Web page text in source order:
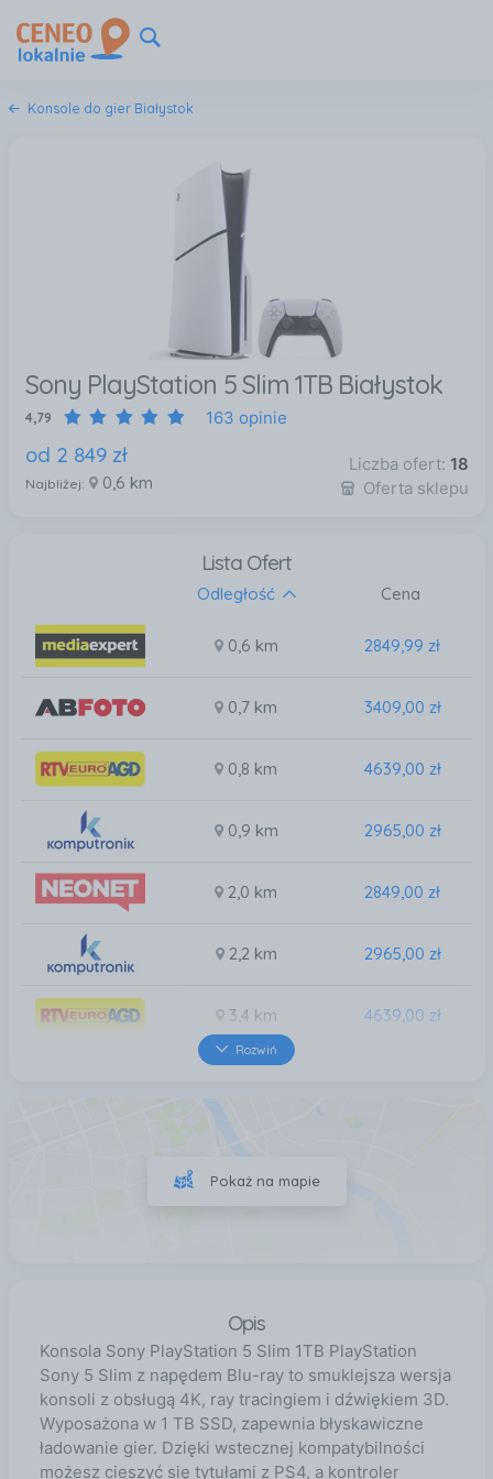
Konsole do gier Białystok
Sony PlayStation 5 Slim 1TB Białystok
4,79 163 opinie
od 2 849 zł
Najbliżej: 0,6 km
Liczba ofert: 18
Oferta sklepu
Lista Ofert
Odległość Cena
0,6 km 2849,99 zł
0,7 km 3409,00 zł
0,8 km 4639,00 zł
0,9 km 2965,00 zł
2,0 km 2849,00 zł
2,2 km 2965,00 zł
3,4 km 4639,00 zł
Rozwiń
Pokaż na mapie
Opis
Konsola Sony PlayStation 5 Slim 1TB PlayStation
Sony 5 Slim z napędem Blu-ray to smuklejsza wersja
konsoli z obsługą 4K, ray tracingiem i dźwiękiem 3D.
Wyposażona w 1 TB SSD, zapewnia błyskawiczne
ładowanie gier. Dzięki wstecznej kompatybilności
możesz cieszyć się tytułami z PS4, a kontroler